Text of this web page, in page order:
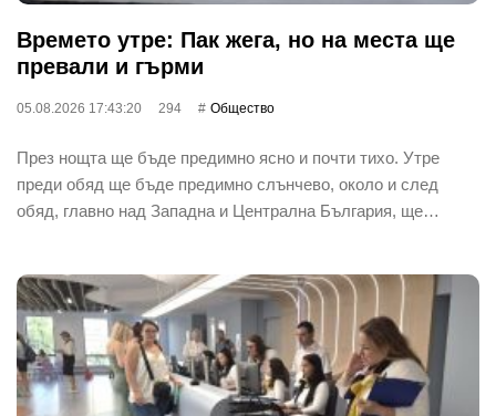
Времето утре: Пак жега, но на места ще
превали и гърми
05.08.2026 17:43:20 294 Общество
През нощта ще бъде предимно ясно и почти тихо. Утре
преди обяд ще бъде предимно слънчево, около и след
обяд, главно над Западна и Централна България, ще…